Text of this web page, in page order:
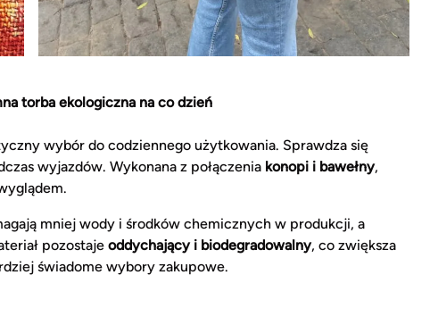
torba ekologiczna na co dzień
wybór do codziennego użytkowania. Sprawdza się
wyjazdów. Wykonana z połączenia konopi i bawełny,
mniej wody i środków chemicznych w produkcji, a
pozostaje oddychający i biodegradowalny, co zwiększa
świadome wybory zakupowe.